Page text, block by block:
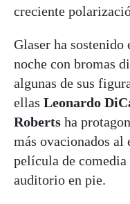
creciente
Glaser ha
noche con bromas
algunas de sus
ellas Leonardo
Roberts ha
más ovacionados
película de
auditorio en pie.